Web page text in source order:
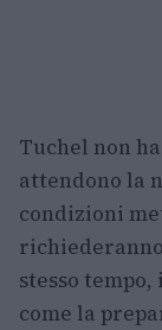
Tuchel non
attendono la
condizioni
stesso
come la